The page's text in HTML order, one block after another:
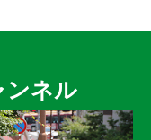
ンネル